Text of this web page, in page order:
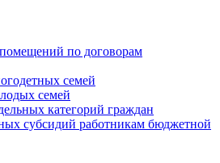
по договорам
семей
семей
категорий граждан
субсидий работникам бюджетной